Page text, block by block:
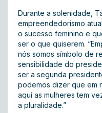
Durante a solenidade,
empreendedorismo
o sucesso feminino e
ser o que quiserem.
nós somos símbolo de
sensibilidade do
ser a segunda
podemos dizer que em
aqui as mulheres tem
a pluralidade.”